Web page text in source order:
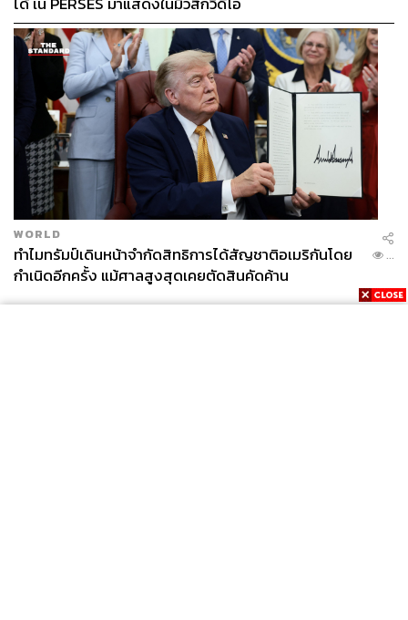
WORLD
ทำไมทรัมป์เดินหน้าจำกัดสิทธิการได้สัญชาติอเมริกันโดย
กำเนิดอีกครั้ง แม้ศาลสูงสุดเคยตัดสินคัดค้าน
...